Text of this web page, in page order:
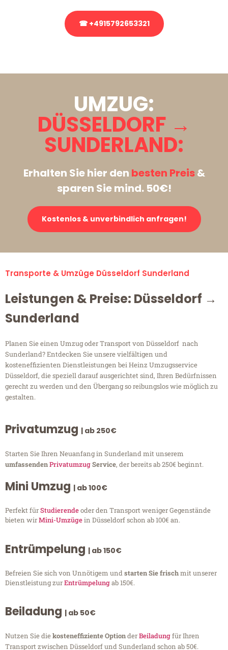
☎ +4915792653321
UMZUG:
DÜSSELDORF →
SUNDERLAND:
Erhalten Sie hier den besten Preis&
sparen Sie mind. 50€!
Kostenlos & unverbindlich anfragen!
Transporte & Umzüge Düsseldorf Sunderland
Leistungen & Preise: Düsseldorf →
Sunderland
Planen Sie einen Umzug oder Transport von Düsseldorf nach
Sunderland? Entdecken Sie unsere vielfältigen und
kosteneffizienten Dienstleistungen bei Heinz Umzugsservice
Düsseldorf, die speziell darauf ausgerichtet sind, Ihren Bedürfnissen
gerecht zu werden und den Übergang so reibungslos wie möglich zu
gestalten.
Privatumzug | ab 250€
Starten Sie Ihren Neuanfang in Sunderland mit unserem
umfassendenPrivatumzugService, der bereits ab 250€ beginnt.
Mini Umzug | ab 100€
Perfekt fürStudierendeoder den Transport weniger Gegenstände
bieten wirMini-Umzügein Düsseldorf schon ab 100€ an.
Entrümpelung | ab 150€
Befreien Sie sich von Unnötigem undstarten Sie frischmit unserer
Dienstleistung zurEntrümpelungab 150€.
Beiladung | ab 50€
Nutzen Sie diekosteneffiziente OptionderBeiladungfür Ihren
Transport zwischen Düsseldorf und Sunderland schon ab 50€.